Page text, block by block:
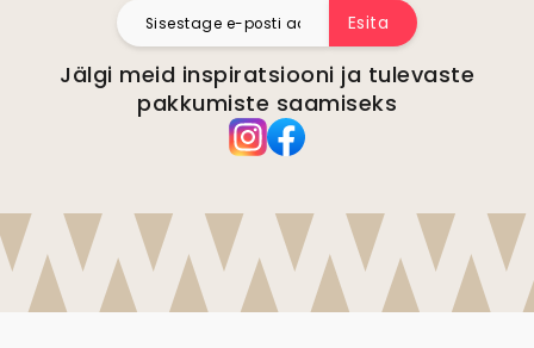
Esita
Jälgi meid inspiratsiooni ja tulevaste
pakkumiste saamiseks